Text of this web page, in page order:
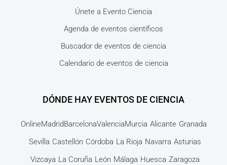
Únete a Evento Ciencia
Agenda de eventos científicos
Buscador de eventos de ciencia
Calendario de eventos de ciencia
DÓNDE HAY EVENTOS DE CIENCIA
OnlineMadridBarcelonaValenciaMurcia Alicante Granada
Sevilla Castellón Córdoba La Rioja Navarra Asturias
Vizcaya La Coruña León Málaga Huesca Zaragoza